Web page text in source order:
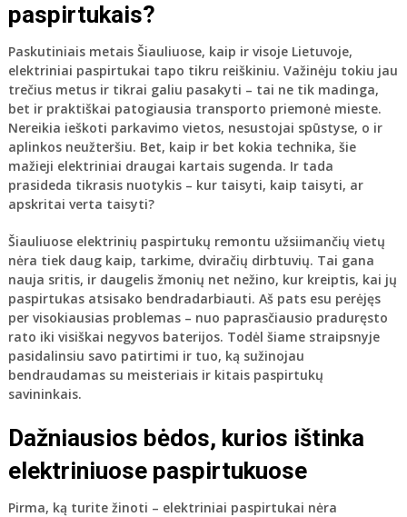
paspirtukais?
Paskutiniais metais Šiauliuose, kaip ir visoje Lietuvoje,
elektriniai paspirtukai tapo tikru reiškiniu. Važinėju tokiu jau
trečius metus ir tikrai galiu pasakyti – tai ne tik madinga,
bet ir praktiškai patogiausia transporto priemonė mieste.
Nereikia ieškoti parkavimo vietos, nesustojai spūstyse, o ir
aplinkos neužteršiu. Bet, kaip ir bet kokia technika, šie
mažieji elektriniai draugai kartais sugenda. Ir tada
prasideda tikrasis nuotykis – kur taisyti, kaip taisyti, ar
apskritai verta taisyti?
Šiauliuose elektrinių paspirtukų remontu užsiimančių vietų
nėra tiek daug kaip, tarkime, dviračių dirbtuvių. Tai gana
nauja sritis, ir daugelis žmonių net nežino, kur kreiptis, kai jų
paspirtukas atsisako bendradarbiauti. Aš pats esu perėjęs
per visokiausias problemas – nuo paprasčiausio praduręsto
rato iki visiškai negyvos baterijos. Todėl šiame straipsnyje
pasidalinsiu savo patirtimi ir tuo, ką sužinojau
bendraudamas su meisteriais ir kitais paspirtukų
savininkais.
Dažniausios bėdos, kurios ištinka
elektriniuose paspirtukuose
Pirma, ką turite žinoti – elektriniai paspirtukai nėra